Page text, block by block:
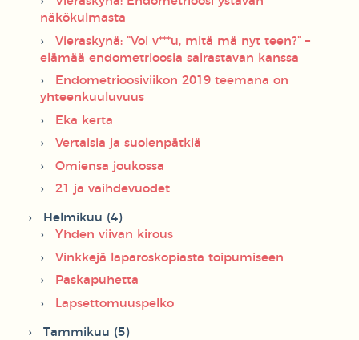
näkökulmasta
Vieraskynä: ”Voi v***u, mitä mä nyt teen?” –
elämää endometrioosia sairastavan kanssa
Endometrioosiviikon 2019 teemana on
yhteenkuuluvuus
Eka kerta
Vertaisia ja suolenpätkiä
Omiensa joukossa
21 ja vaihdevuodet
Helmikuu (4)
Yhden viivan kirous
Vinkkejä laparoskopiasta toipumiseen
Paskapuhetta
Lapsettomuuspelko
Tammikuu (5)